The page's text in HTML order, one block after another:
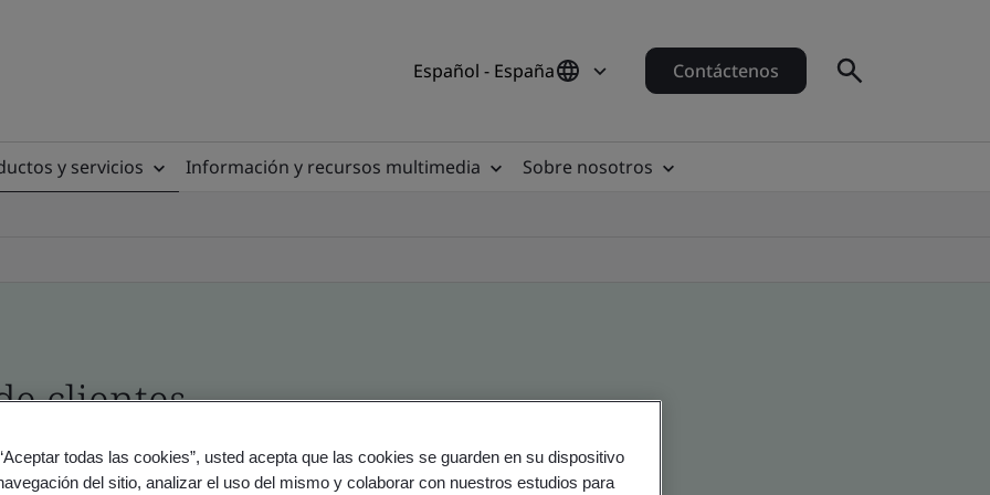
Español - España Contáctenos
y servicios Información y recursos multimedia
Sobre nosotros
clientes
y producto - Validación y Verificación
todas las cookies”, usted acepta que las cookies se guarden en su dispositivo
del sitio, analizar el uso del mismo y colaborar con nuestros estudios para